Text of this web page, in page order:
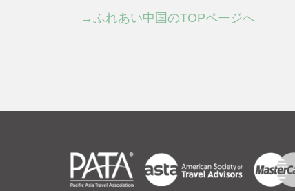
→ふれあい中国のTOPページへ